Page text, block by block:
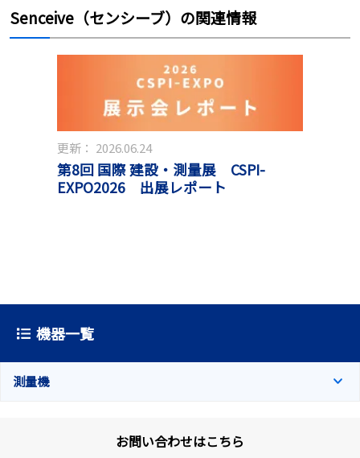
Senceive（センシーブ）の関連情報
更新： 2026.06.24
第8回 国際 建設・測量展 CSPI-
EXPO2026 出展レポート
機器一覧
測量機
お問い合わせはこちら